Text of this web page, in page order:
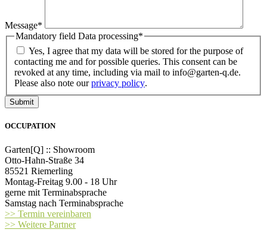
Message*
Mandatory field Data processing*
Yes, I agree that my data will be stored for the purpose of
contacting me and for possible queries. This consent can be
revoked at any time, including via mail to info@garten-q.de.
Please also note ourprivacy policy.
OCCUPATION
Garten[Q] :: Showroom
Otto-Hahn-Straße 34
85521 Riemerling
Montag-Freitag 9.00 - 18 Uhr
gerne mit Terminabsprache
Samstag nach Terminabsprache
>> Termin vereinbaren
>> Weitere Partner